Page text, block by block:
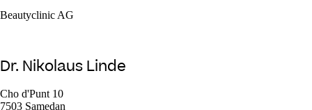
Beautyclinic AG
Dr. Nikolaus Linde
Cho d'Punt 10
7503 Samedan